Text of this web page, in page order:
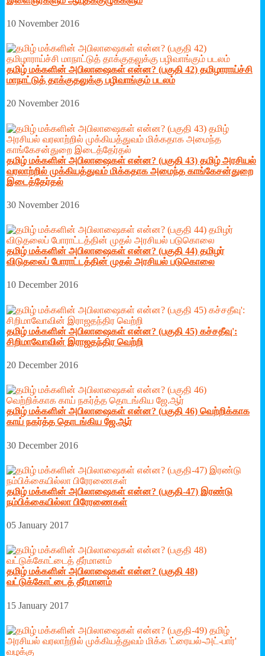
10 November 2016
தமிழ் மக்களின் அபிலாஷைகள் என்ன? (பகுதி 42) தமிழாராய்ச்சி
மாநாட்டுத் தாக்குதலுக்கு பழிவாங்கும் படலம்
20 November 2016
தமிழ் மக்களின் அபிலாஷைகள் என்ன? (பகுதி 43) தமிழ் அரசியல்
வரலாற்றில் முக்கியத்துவம் மிக்கதாக அமைந்த காங்கேசன்துறை
இடைத்தேர்தல்
30 November 2016
தமிழ் மக்களின் அபிலாஷைகள் என்ன? (பகுதி 44) தமிழர்
விடுதலைப் போராட்டத்தின் முதல் அரசியல் படுகொலை
10 December 2016
தமிழ் மக்களின் அபிலாஷைகள் என்ன? (பகுதி 45) கச்சதீவு':
சிறிமாவோவின் இராஜதந்திர வெற்றி
20 December 2016
தமிழ் மக்களின் அபிலாஷைகள் என்ன? (பகுதி 46) வெற்றிக்காக
காய் நகர்த்த தொடங்கிய ஜே.ஆர்
30 December 2016
தமிழ் மக்களின் அபிலாஷைகள் என்ன? (பகுதி-47) இரண்டு
நம்பிக்கையில்லா பிரேரணைகள்
05 January 2017
தமிழ் மக்களின் அபிலாஷைகள் என்ன? (பகுதி 48)
வட்டுக்கோட்டைத் தீர்மானம்
15 January 2017